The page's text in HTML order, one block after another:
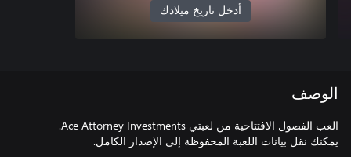
أدخل تاريخ ميلادك
الوصف